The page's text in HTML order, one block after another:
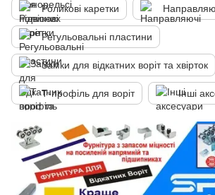
Роликові каретки
Регульовальні пластини
Замки для відкатних воріт та хвірток
Т-профіль для воріт Інші